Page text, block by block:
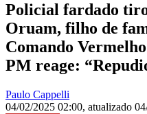
Policial fardado
Oruam, filho de
Comando
PM reage:
Paulo Cappelli
04/02/2025 02:00, atualizado